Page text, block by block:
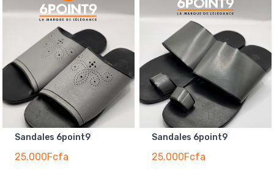
Sandales 6point9
25.000Fcfa
Sandales 6point9
25.000Fcfa